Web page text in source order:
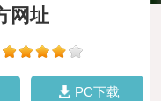
网址
PC下载